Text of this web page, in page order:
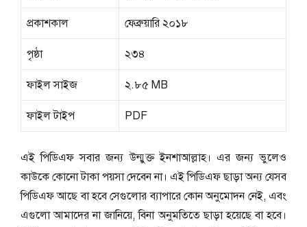
প্রকাশকাল ফেব্রুয়ারি ২০১৮
পৃষ্ঠা ২৩৪
ফাইল সাইজ ২.৮৫ MB
ফাইল টাইপ PDF
এই পিডিএফ সবার জন্য উন্মুক্ত ইনশাআল্লাহ। এর জন্য ভুলেও
কাউকে কোনো টাকা পয়সা দেবেন না। এই পিডিএফ ছাড়া অন্য যেসব
পিডিএফ আছে বা হবে সেগুলোর ব্যাপারে কোন অনুমোদন নেই, এবং
এগুলো আমাদের না জানিয়ে, বিনা অনুমতিতে ছাড়া হয়েছে বা হবে।